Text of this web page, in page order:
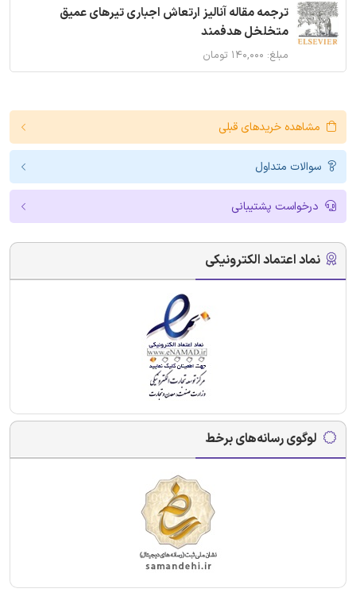
ترجمه مقاله آنالیز ارتعاش اجباری تیرهای عمیق
متخلخل هدفمند
مبلغ: ۱۴۰,۰۰۰ تومان
مشاهده خریدهای قبلی
سوالات متداول
درخواست پشتیبانی
نماد اعتماد الکترونیکی
لوگوی رسانه‌های برخط